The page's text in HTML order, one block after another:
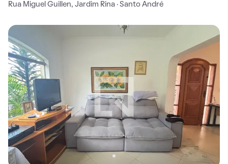
Rua Miguel Guillen, Jardim Rina · Santo André